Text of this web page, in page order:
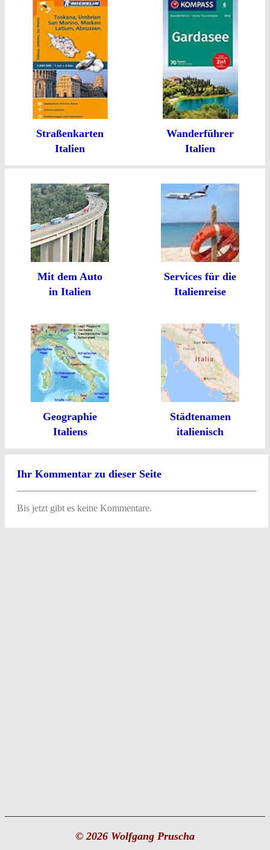
Straßenkarten
Italien
Wanderführer
Italien
Mit dem Auto
in Italien
Services für die
Italienreise
Geographie
Italiens
Städtenamen
italienisch
Ihr Kommentar zu dieser Seite
Bis jetzt gibt es keine Kommentare.
© 2026 Wolfgang Pruscha